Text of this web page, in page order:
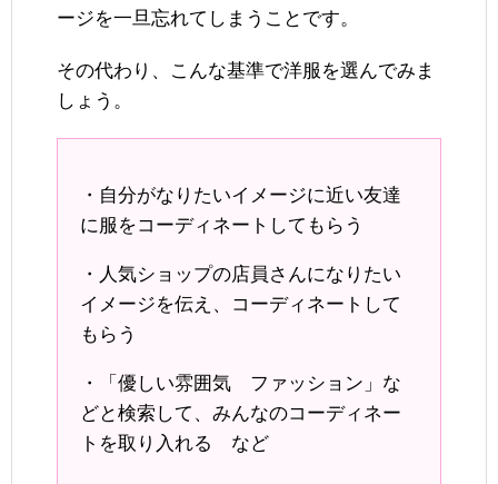
ージを一旦忘れてしまうことです。
その代わり、こんな基準で洋服を選んでみま
しょう。
・自分がなりたいイメージに近い友達
に服をコーディネートしてもらう
・人気ショップの店員さんになりたい
イメージを伝え、コーディネートして
もらう
・「優しい雰囲気 ファッション」な
どと検索して、みんなのコーディネー
トを取り入れる など